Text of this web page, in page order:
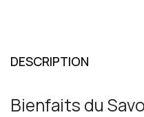
DESCRIPTION
Bienfaits du